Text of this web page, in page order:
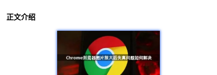
正文介绍